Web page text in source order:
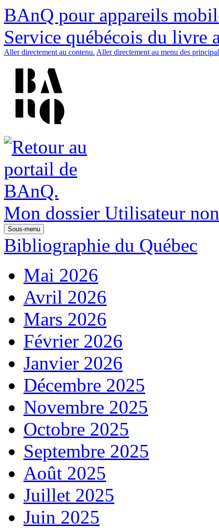
BAnQ pour appareils
Service québécois du livre
Aller directement au contenu. Aller directement au menu des
Mon dossier Utilisateur
Sous-menu
Bibliographie du Québec
Mai 2026
Avril 2026
Mars 2026
Février 2026
Janvier 2026
Décembre 2025
Novembre 2025
Octobre 2025
Septembre 2025
Août 2025
Juillet 2025
Juin 2025